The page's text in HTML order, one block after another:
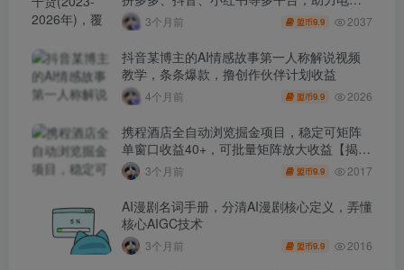
人避开坑、提效率、稳盈利(更新4月)
3个月前 盟币9.9 2037
抖音某博主的AI情感故事第一人称解说视频
教学，条条爆款，撸创作伙伴计划收益
4个月前 盟币9.9 2026
携程酒店全自动浏览掘金项目，稳定可矩阵
单窗口收益40+，可批量矩阵放大收益【揭
秘】3个月前 盟币9.9 2017
AI漫剧名词手册，分清AI漫剧核心定义，弄懂
核心AIGC技术
3个月前 盟币9.9 2016